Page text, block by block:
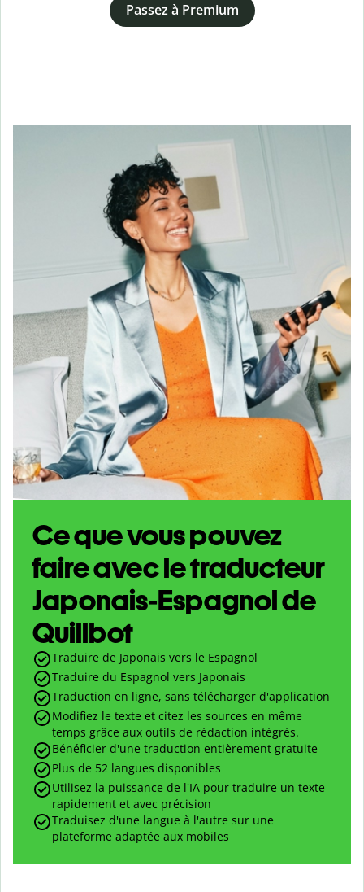
Passez à Premium
Ce que vous pouvez
faire avec le traducteur
Japonais-Espagnol de
Quillbot
Traduire de Japonais vers le Espagnol
Traduire du Espagnol vers Japonais
Traduction en ligne, sans télécharger d'application
Modifiez le texte et citez les sources en même
temps grâce aux outils de rédaction intégrés.
Bénéficier d'une traduction entièrement gratuite
Plus de 52 langues disponibles
Utilisez la puissance de l'IA pour traduire un texte
rapidement et avec précision
Traduisez d'une langue à l'autre sur une
plateforme adaptée aux mobiles